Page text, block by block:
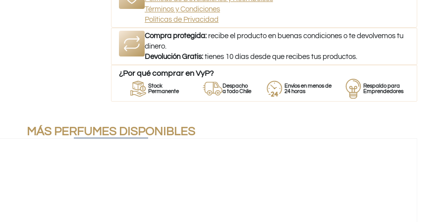
Términos y Condiciones
Políticas de Privacidad
Compra protegida: recibe el producto en buenas condiciones o te devolvemos tu
dinero.
Devolución Gratis: tienes 10 días desde que recibes tus productos.
¿Por qué comprar en VyP?
Stock
Permanente
Despacho
a todo Chile
Envíos en menos de
24 horas
Respaldo para
Emprendedores
MÁS PERFUMES DISPONIBLES